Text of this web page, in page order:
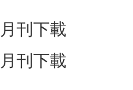
刊下載
刊下載